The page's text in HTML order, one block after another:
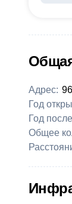
Адрес:
Год
Год
Общее